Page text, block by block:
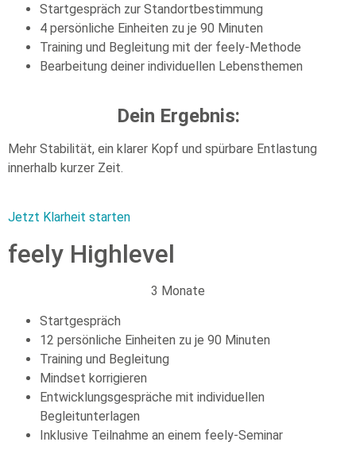
Startgespräch zur Standortbestimmung
4 persönliche Einheiten zu je 90 Minuten
Training und Begleitung mit der feely-Methode
Bearbeitung deiner individuellen Lebensthemen
Dein Ergebnis:
Mehr Stabilität, ein klarer Kopf und spürbare Entlastung
innerhalb kurzer Zeit.
Jetzt Klarheit starten
feely Highlevel
3 Monate
Startgespräch
12 persönliche Einheiten zu je 90 Minuten
Training und Begleitung
Mindset korrigieren
Entwicklungsgespräche mit individuellen
Begleitunterlagen
Inklusive Teilnahme an einem feely-Seminar